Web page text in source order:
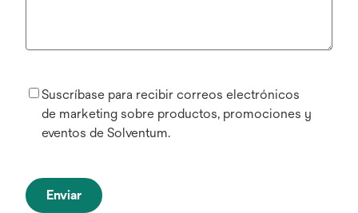
Suscríbase para recibir correos electrónicos
de marketing sobre productos, promociones y
eventos de Solventum.
Enviar